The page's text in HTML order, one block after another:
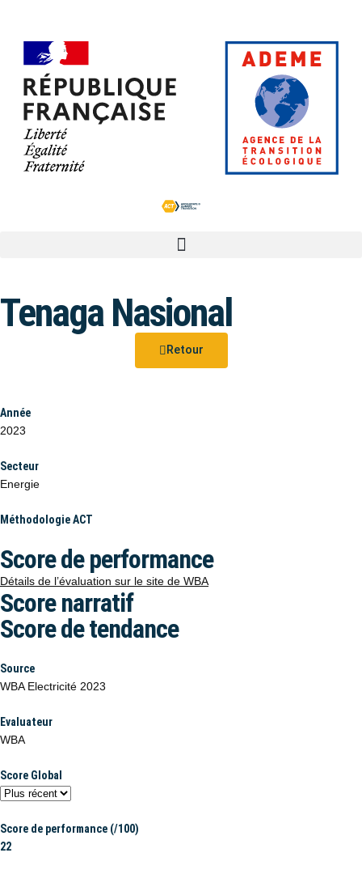
Tenaga Nasional
Retour
Année
2023
Secteur
Energie
Méthodologie ACT
Score de performance
Détails de l’évaluation sur le site de WBA
Score narratif
Score de tendance
Source
WBA Electricité 2023
Evaluateur
WBA
Score Global
Score de performance (/100)
22